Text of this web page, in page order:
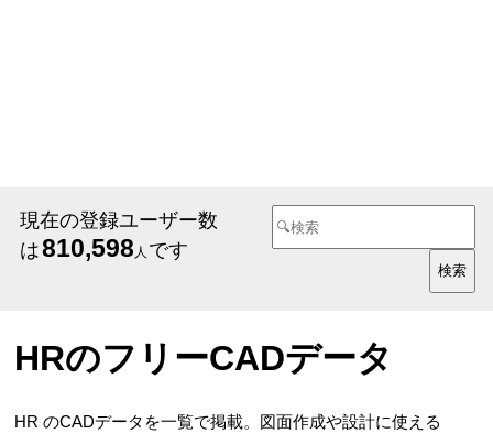
現在の登録ユーザー数
は810,598 人 です
HRのフリーCADデータ
HR のCADデータを一覧で掲載。図面作成や設計に使える